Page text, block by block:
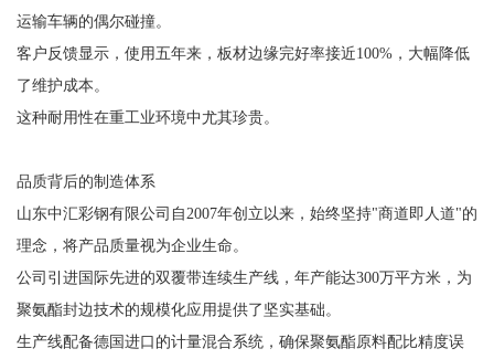
运输车辆的偶尔碰撞。
客户反馈显示，使用五年来，板材边缘完好率接近100%，大幅降低
了维护成本。
这种耐用性在重工业环境中尤其珍贵。
品质背后的制造体系
山东中汇彩钢有限公司自2007年创立以来，始终坚持"商道即人道"的
理念，将产品质量视为企业生命。
公司引进国际先进的双覆带连续生产线，年产能达300万平方米，为
聚氨酯封边技术的规模化应用提供了坚实基础。
生产线配备德国进口的计量混合系统，确保聚氨酯原料配比精度误